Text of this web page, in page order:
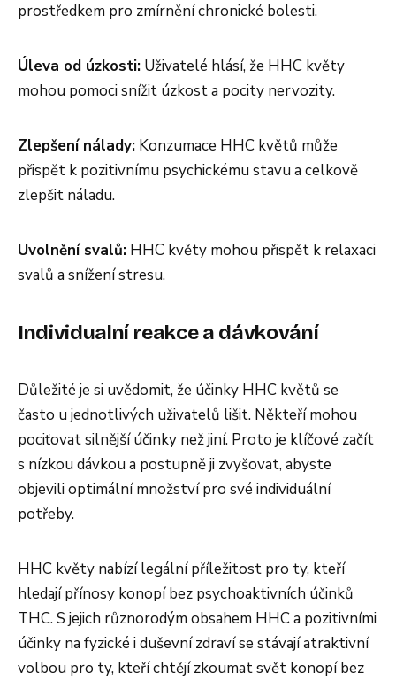
prostředkem pro zmírnění chronické bolesti.
Úleva od úzkosti: Uživatelé hlásí, že HHC květy
mohou pomoci snížit úzkost a pocity nervozity.
Zlepšení nálady: Konzumace HHC květů může
přispět k pozitivnímu psychickému stavu a celkově
zlepšit náladu.
Uvolnění svalů: HHC květy mohou přispět k relaxaci
svalů a snížení stresu.
Individualní reakce a dávkování
Důležité je si uvědomit, že účinky HHC květů se
často u jednotlivých uživatelů lišit. Někteří mohou
pociťovat silnější účinky než jiní. Proto je klíčové začít
s nízkou dávkou a postupně ji zvyšovat, abyste
objevili optimální množství pro své individuální
potřeby.
HHC květy nabízí legální příležitost pro ty, kteří
hledají přínosy konopí bez psychoaktivních účinků
THC. S jejich různorodým obsahem HHC a pozitivními
účinky na fyzické i duševní zdraví se stávají atraktivní
volbou pro ty, kteří chtějí zkoumat svět konopí bez